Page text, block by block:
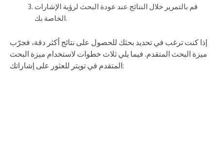
قم بالتمرير خلال النتائج عند عودة البحث لرؤية الإشارات
الخاصة بك.
إذا كنت ترغب في تحديد بحثك للحصول على نتائج أكثر دقة، فجرّب
ميزة البحث المتقدم. فيما يلي ثلاث خطوات لاستخدام ميزة البحث
المتقدم في تويتر للعثور على إشاراتك: